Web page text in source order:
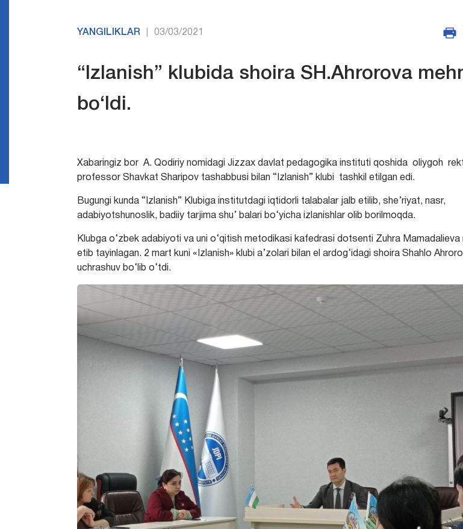
YANGILIKLAR 03/03/2021
“Izlanish” klubida shoira SH.Ahrorova
bo‘ldi.
Xabaringiz bor A. Qodiriy nomidagi Jizzax davlat pedagogika instituti qoshida oliygoh
professor Shavkat Sharipov tashabbusi bilan “Izlanish” klubi tashkil etilgan edi.
Bugungi kunda “Izlanish” Klubiga institutdagi iqtidorli talabalar jalb etilib, she’riyat, nasr,
adabiyotshunoslik, badiiy tarjima shu’ balari bo‘yicha izlanishlar olib borilmoqda.
Klubga o‘zbek adabiyoti va uni o‘qitish metodikasi kafedrasi dotsenti Zuhra Mamadalieva
etib tayinlagan. 2 mart kuni «Izlanish» klubi a’zolari bilan el ardog‘idagi shoira Shahlo
uchrashuv bo‘lib o‘tdi.